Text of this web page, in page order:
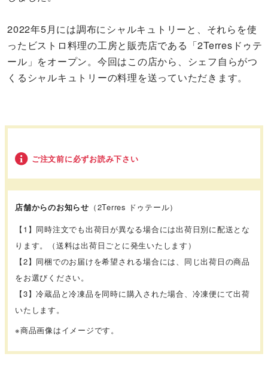
2022年5月には調布にシャルキュトリーと、それらを使
ったビストロ料理の工房と販売店である「2Terresドゥテ
ール」をオープン。今回はこの店から、シェフ自らがつ
くるシャルキュトリーの料理を送っていただきます。
ご注文前に必ずお読み下さい
店舗からのお知らせ （2Terres ドゥテール）
【1】同時注文でも出荷日が異なる場合には出荷日別に配送とな
ります。（送料は出荷日ごとに発生いたします）
【2】同梱でのお届けを希望される場合には、同じ出荷日の商品
をお選びください。
【3】冷蔵品と冷凍品を同時に購入された場合、冷凍便にて出荷
いたします。
※商品画像はイメージです。